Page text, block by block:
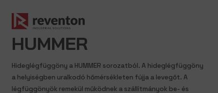
HUMMER
Hideglégfüggöny a HUMMER sorozatból. A hideglégfüggöny
a helyiségben uralkodó hőmérsékleten fújja a levegőt. A
légfüggönyök remekül működnek a szállítmányok be- és